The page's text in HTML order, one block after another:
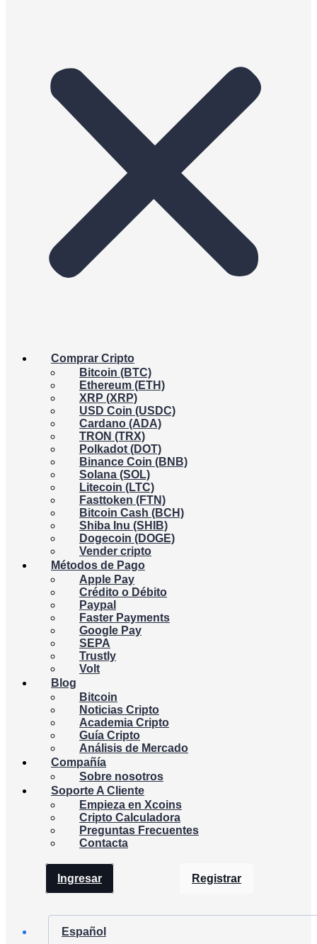
Comprar Cripto
Bitcoin (BTC)
Ethereum (ETH)
XRP (XRP)
USD Coin (USDC)
Cardano (ADA)
TRON (TRX)
Polkadot (DOT)
Binance Coin (BNB)
Solana (SOL)
Litecoin (LTC)
Fasttoken (FTN)
Bitcoin Cash (BCH)
Shiba Inu (SHIB)
Dogecoin (DOGE)
Vender cripto
Métodos de Pago
Apple Pay
Crédito o Débito
Paypal
Faster Payments
Google Pay
SEPA
Trustly
Volt
Blog
Bitcoin
Noticias Cripto
Academia Cripto
Guía Cripto
Análisis de Mercado
Compañía
Sobre nosotros
Soporte A Cliente
Empieza en Xcoins
Cripto Calculadora
Preguntas Frecuentes
Contacta
Ingresar Registrar
Español